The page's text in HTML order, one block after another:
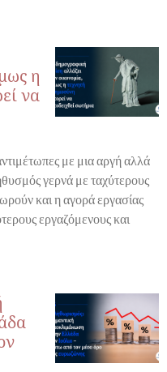
η
να
με μια αργή αλλά
γερνά με ταχύτερους
και η αγορά εργασίας
εργαζόμενους και